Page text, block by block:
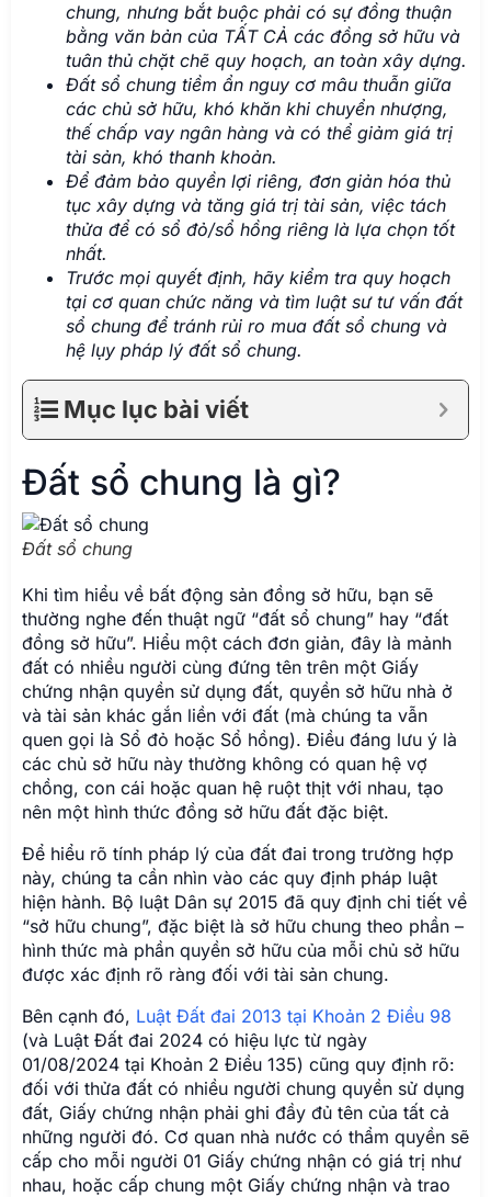
chung, nhưng bắt buộc phải có sự đồng thuận
bằng văn bản của TẤT CẢ các đồng sở hữu và
tuân thủ chặt chẽ quy hoạch, an toàn xây dựng.
Đất sổ chung tiềm ẩn nguy cơ mâu thuẫn giữa
các chủ sở hữu, khó khăn khi chuyển nhượng,
thế chấp vay ngân hàng và có thể giảm giá trị
tài sản, khó thanh khoản.
Để đảm bảo quyền lợi riêng, đơn giản hóa thủ
tục xây dựng và tăng giá trị tài sản, việc tách
thửa để có sổ đỏ/sổ hồng riêng là lựa chọn tốt
nhất.
Trước mọi quyết định, hãy kiểm tra quy hoạch
tại cơ quan chức năng và tìm luật sư tư vấn đất
sổ chung để tránh rủi ro mua đất sổ chung và
hệ lụy pháp lý đất sổ chung.
Mục lục bài viết
Đất sổ chung là gì?
Đất sổ chung
Khi tìm hiểu về bất động sản đồng sở hữu, bạn sẽ
thường nghe đến thuật ngữ “đất sổ chung” hay “đất
đồng sở hữu”. Hiểu một cách đơn giản, đây là mảnh
đất có nhiều người cùng đứng tên trên một Giấy
chứng nhận quyền sử dụng đất, quyền sở hữu nhà ở
và tài sản khác gắn liền với đất (mà chúng ta vẫn
quen gọi là Sổ đỏ hoặc Sổ hồng). Điều đáng lưu ý là
các chủ sở hữu này thường không có quan hệ vợ
chồng, con cái hoặc quan hệ ruột thịt với nhau, tạo
nên một hình thức đồng sở hữu đất đặc biệt.
Để hiểu rõ tính pháp lý của đất đai trong trường hợp
này, chúng ta cần nhìn vào các quy định pháp luật
hiện hành. Bộ luật Dân sự 2015 đã quy định chi tiết về
“sở hữu chung”, đặc biệt là sở hữu chung theo phần –
hình thức mà phần quyền sở hữu của mỗi chủ sở hữu
được xác định rõ ràng đối với tài sản chung.
Bên cạnh đó, Luật Đất đai 2013 tại Khoản 2 Điều 98
(và Luật Đất đai 2024 có hiệu lực từ ngày
01/08/2024 tại Khoản 2 Điều 135) cũng quy định rõ:
đối với thửa đất có nhiều người chung quyền sử dụng
đất, Giấy chứng nhận phải ghi đầy đủ tên của tất cả
những người đó. Cơ quan nhà nước có thẩm quyền sẽ
cấp cho mỗi người 01 Giấy chứng nhận có giá trị như
nhau, hoặc cấp chung một Giấy chứng nhận và trao